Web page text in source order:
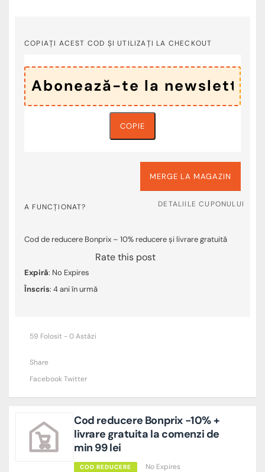
COPIAȚI ACEST COD ȘI UTILIZAȚI LA CHECKOUT
COPIE
MERGE LA MAGAZIN
A FUNCȚIONAT? DETALIILE CUPONULUI
Cod de reducere Bonprix – 10% reducere și livrare gratuită
Rate this post
Expiră: No Expires
Înscris: 4 ani în urmă
59 Folosit - 0 Astăzi
Share
FacebookTwitter
Cod reducere Bonprix -10% +
livrare gratuita la comenzi de
min 99 lei
COD REDUCERE No Expires